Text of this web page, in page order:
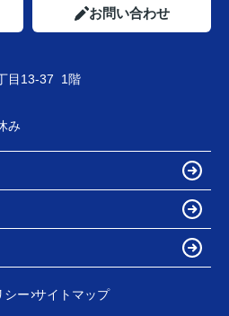
お問い合わせ
目13-37 1階
み
シー サイトマップ